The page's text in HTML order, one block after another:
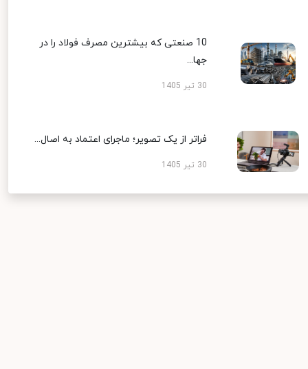
10 صنعتی که بیشترین مصرف فولاد را در
جها...
30 تیر 1405
فراتر از یک تصویر؛ ماجرای اعتماد به اصال...
30 تیر 1405